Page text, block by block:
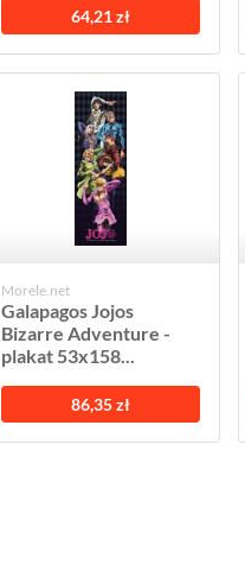
64,21 zł
Morele.net
Galapagos Jojos
Bizarre Adventure -
plakat 53x158...
86,35 zł